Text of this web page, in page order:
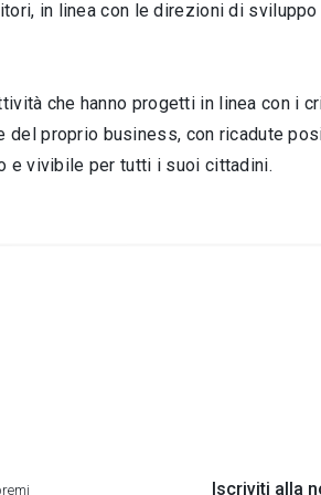
in linea con le direzioni di
che hanno progetti in linea con i
proprio business, con ricadute
e vivibile per tutti i suoi cittadini.
Iscriviti alla